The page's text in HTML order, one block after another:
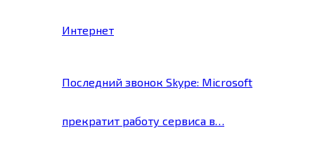
Интернет
Последний звонок Skype: Microsoft
прекратит работу сервиса в…